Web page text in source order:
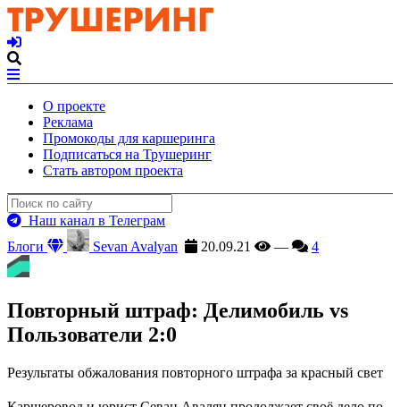
О проекте
Реклама
Промокоды для каршеринга
Подписаться на Трушеринг
Стать автором проекта
Наш канал в Телеграм
Блоги
Sevan Avalyan 20.09.21 — 4
Повторный штраф: Делимобиль vs
Пользователи 2:0
Результаты обжалования повторного штрафа за красный свет